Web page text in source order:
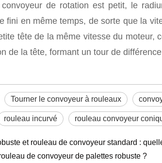
de rotation est petit, le
fini en même temps, de sorte que la
tête de la même vitesse du
de la tête, formant un tour de
Tourner le convoyeur à rouleaux
rouleau incurvé rouleau convoyeur
de convoyeur de palettes robuste ?